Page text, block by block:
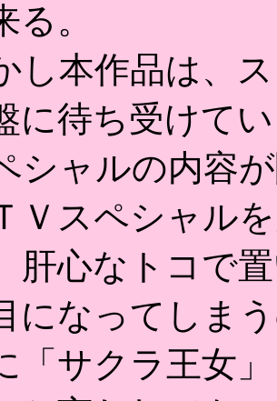
る。
し本作品は、
に待ち受けて
シャルの内容
Ｖスペシャル
肝心なトコで
になってしま
「サクラ王女